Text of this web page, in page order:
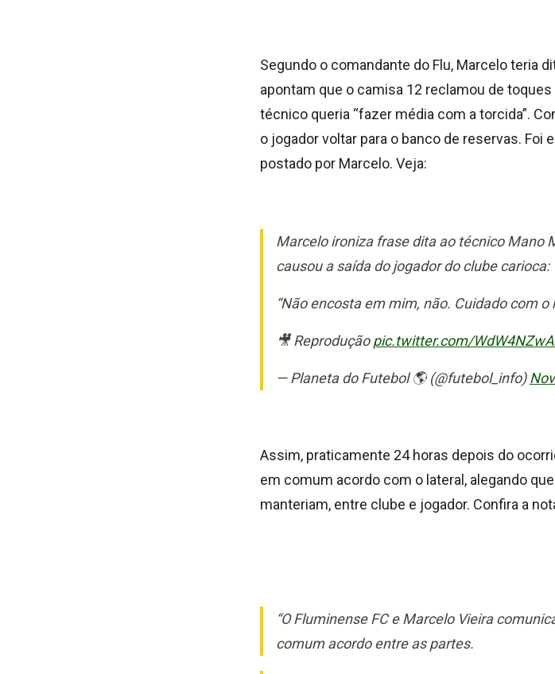
Segundo o comandante do Flu, Marcelo teria
apontam que o camisa 12 reclamou de
técnico queria “fazer média com a torcida”.
o jogador voltar para o banco de reservas.
postado por Marcelo. Veja:
Marcelo ironiza frase dita ao técnico Mano
causou a saída do jogador do clube carioca:
“Não encosta em mim, não. Cuidado com o
🎥 Reproduçãopic.twitter.com/
— Planeta do Futebol 🌎 (@futebol_info)
Assim, praticamente 24 horas depois do
em comum acordo com o lateral, alegando
manteriam, entre clube e jogador. Confira a
“O FluminenseFC e Marcelo Vieira
comum acordo entre as partes.